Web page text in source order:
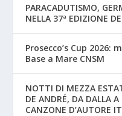
PARACADUTISMO,
NELLA 37ª EDIZIONE
Prosecco’s Cup 2026:
Base a Mare CNSM
NOTTI DI MEZZA
DE ANDRÉ, DA DALLA
CANZONE D’AUTORE